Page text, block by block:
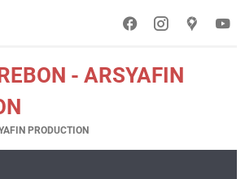
- ARSYAFIN
PRODUCTION